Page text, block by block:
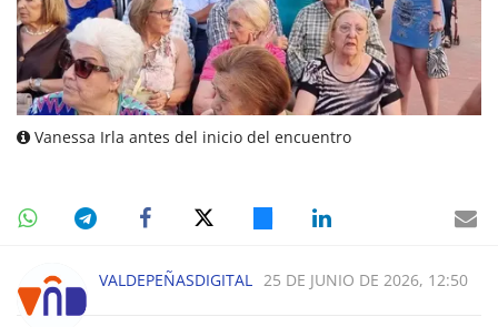
Vanessa Irla antes del inicio del encuentro
VALDEPEÑASDIGITAL 25 DE JUNIO DE 2026, 12:50